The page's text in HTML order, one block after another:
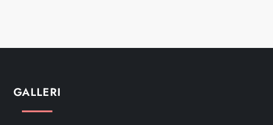
GALLERI